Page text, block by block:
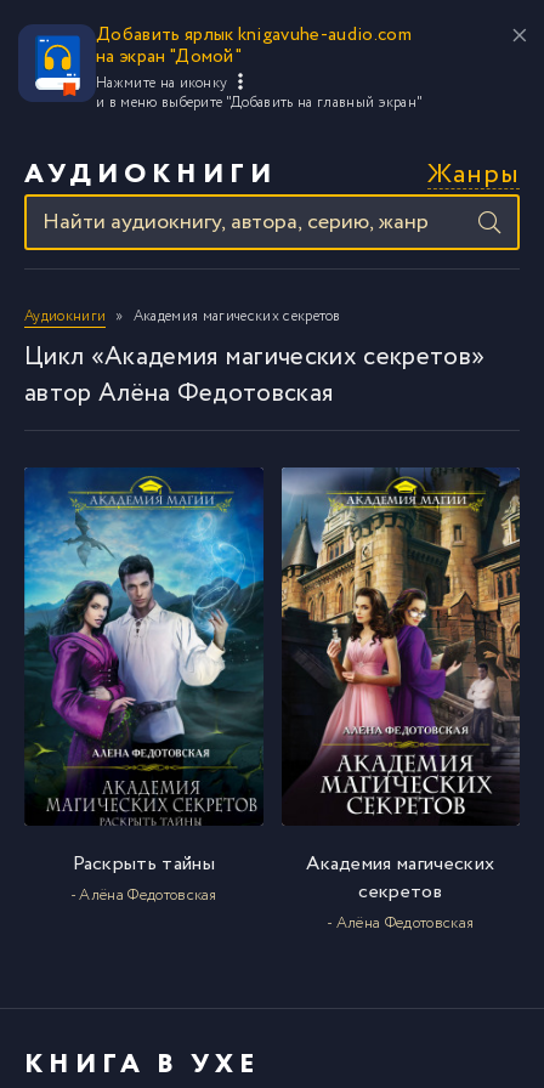
Добавить ярлык knigavuhe-audio.com
на экран "Домой"
Нажмите на иконку
и в меню выберите "Добавить на главный экран"
АУДИОКНИГИ Жанры
Аудиокниги Академия магических секретов
Цикл «Академия магических секретов»
автор Алёна Федотовская
Раскрыть тайны
- Алёна Федотовская
Академия магических
секретов
- Алёна Федотовская
КНИГА В УХЕ